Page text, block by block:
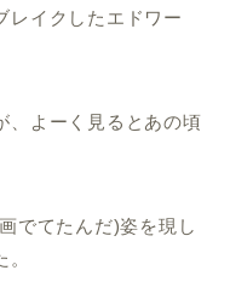
レイクしたエドワー
、よーく見るとあの頃
でてたんだ)姿を現し